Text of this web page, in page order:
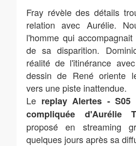
Fray révèle des détails
relation avec Aurélie.
l'homme qui
de sa disparition.
réalité de l'itinérance
dessin de René oriente
vers une piste inattendue.
Le replay Alertes -
compliquée d'Aurélie
proposé en streaming
quelques jours après sa